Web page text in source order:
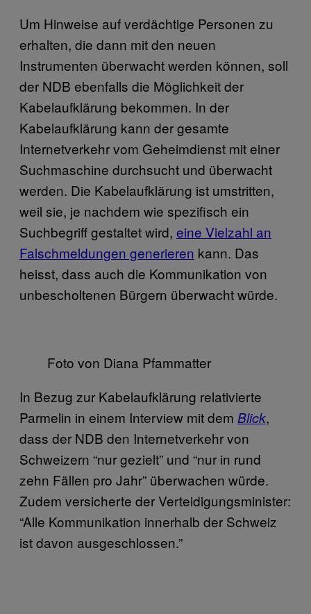
Um Hinweise auf verdächtige Personen zu
erhalten, die dann mit den neuen
Instrumenten überwacht werden können, soll
der NDB ebenfalls die Möglichkeit der
Kabelaufklärung bekommen. In der
Kabelaufklärung kann der gesamte
Internetverkehr vom Geheimdienst mit einer
Suchmaschine durchsucht und überwacht
werden. Die Kabelaufklärung ist umstritten,
weil sie, je nachdem wie spezifisch ein
Suchbegriff gestaltet wird, eine Vielzahl an
Falschmeldungen generieren kann. Das
heisst, dass auch die Kommunikation von
unbescholtenen Bürgern überwacht würde.
Foto von Diana Pfammatter
In Bezug zur Kabelaufklärung relativierte
Parmelin in einem Interview mit dem Blick,
dass der NDB den Internetverkehr von
Schweizern “nur gezielt” und “nur in rund
zehn Fällen pro Jahr” überwachen würde.
Zudem versicherte der Verteidigungsminister:
“Alle Kommunikation innerhalb der Schweiz
ist davon ausgeschlossen.”